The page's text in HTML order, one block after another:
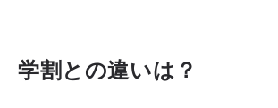
学割との違いは？